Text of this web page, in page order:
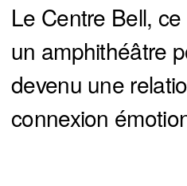
Le Centre Bell, ce
un amphithéâtre
devenu une
connexion